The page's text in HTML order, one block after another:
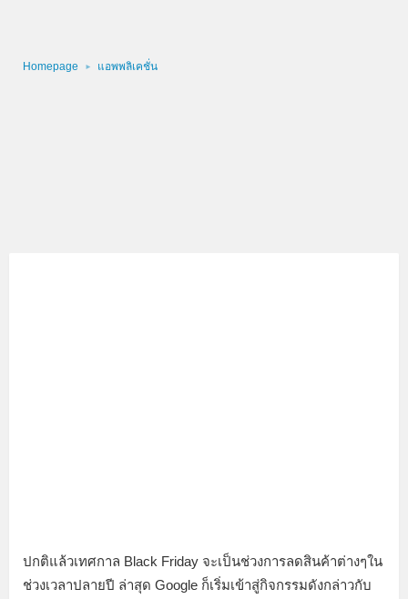
Homepage แอพพลิเคชั่น
ปกติแล้วเทศกาล Black Friday จะเป็นช่วงการลดสินค้าต่างๆใน
ช่วงเวลาปลายปี ล่าสุด Google ก็เริ่มเข้าสู่กิจกรรมดังกล่าวกับ